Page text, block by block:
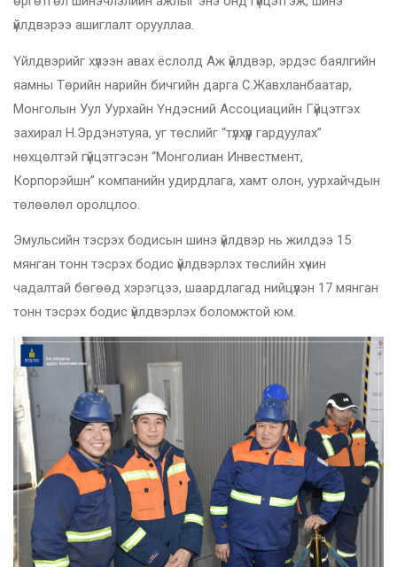
үйлдвэрээ ашиглалт орууллаа.
Үйлдвэрийг хүлээн авах ёслолд Аж үйлдвэр, эрдэс баялгийн
яамны Төрийн нарийн бичгийн дарга С.Жавхланбаатар,
Монголын Уул Уурхайн Үндэсний Ассоциацийн Гүйцэтгэх
захирал Н.Эрдэнэтуяа, уг төслийг “түлхүүр гардуулах”
нөхцөлтэй гүйцэтгэсэн “Монголиан Инвестмент,
Корпорэйшн” компанийн удирдлага, хамт олон, уурхайчдын
төлөөлөл оролцлоо.
Эмульсийн тэсрэх бодисын шинэ үйлдвэр нь жилдээ 15
мянган тонн тэсрэх бодис үйлдвэрлэх төслийн хүчин
чадалтай бөгөөд хэрэгцээ, шаардлагад нийцүүлэн 17 мянган
тонн тэсрэх бодис үйлдвэрлэх боломжтой юм.